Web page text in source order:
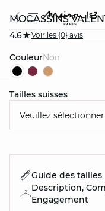
MOCASSINS
4.6 Voir les {0} avis
Couleur noir
Tailles suisses
Veuillez
Guide des tailles
Description,
Engagement